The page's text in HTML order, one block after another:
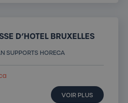
D’HOTEL BRUXELLES
SUPPORTS HORECA
VOIR PLUS